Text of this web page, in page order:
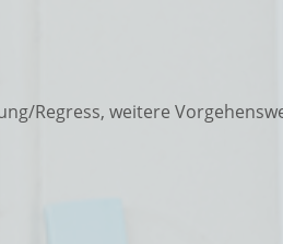
Regress, weitere